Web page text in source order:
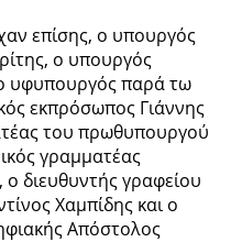
επίσης, ο υπουργός
ο υπουργός
υφυπουργός παρά τω
εκπρόσωπος Γιάννης
του πρωθυπουργού
γραμματέας
διευθυντής γραφείου
Χαμπίδης και ο
Απόστολος